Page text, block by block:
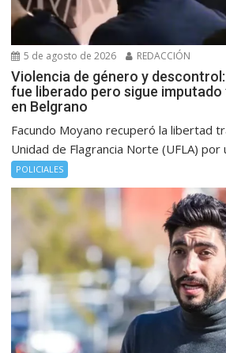
5 de agosto de 2026 REDACCIÓN
Violencia de género y
fue liberado pero sigue
en Belgrano
Facundo Moyano recuperó la libertad
Unidad de Flagrancia Norte (UFLA) por
POLICIALES